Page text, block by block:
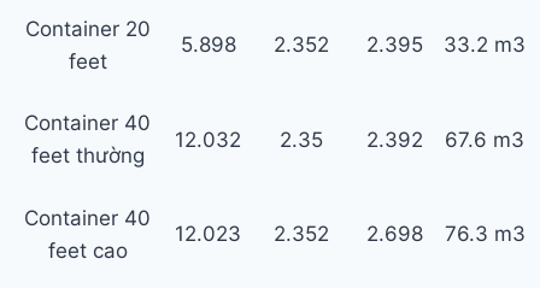
Container 20
feet
5.898 2.352 2.395 33.2 m3
Container 40
feet thường
12.032 2.35 2.392 67.6 m3
Container 40
feet cao
12.023 2.352 2.698 76.3 m3